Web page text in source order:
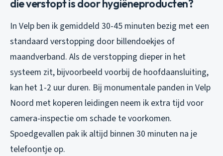
die verstopt is door hygiëneproducten?
In Velp ben ik gemiddeld 30-45 minuten bezig met een
standaard verstopping door billendoekjes of
maandverband. Als de verstopping dieper in het
systeem zit, bijvoorbeeld voorbij de hoofdaansluiting,
kan het 1-2 uur duren. Bij monumentale panden in Velp
Noord met koperen leidingen neem ik extra tijd voor
camera-inspectie om schade te voorkomen.
Spoedgevallen pak ik altijd binnen 30 minuten na je
telefoontje op.